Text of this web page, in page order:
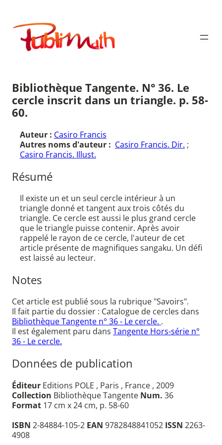
contenu
Publimath
Bibliothèque Tangente. N° 36. Le
cercle inscrit dans un triangle. p. 58-
60.
Auteur : Casiro Francis
Autres noms d'auteur : Casiro Francis. Dir. ;
Casiro Francis. Illust.
Résumé
Il existe un et un seul cercle intérieur à un
triangle donné et tangent aux trois côtés du
triangle. Ce cercle est aussi le plus grand cercle
que le triangle puisse contenir. Après avoir
rappelé le rayon de ce cercle, l'auteur de cet
article présente de magnifiques sangaku. Un défi
est laissé au lecteur.
Notes
Cet article est publié sous la rubrique "Savoirs".
Il fait partie du dossier : Catalogue de cercles dans
Bibliothèque Tangente n° 36 - Le cercle. .
Il est également paru dans Tangente Hors-série n°
36 - Le cercle.
Données de publication
Éditeur Editions POLE , Paris , France , 2009
Collection Bibliothèque Tangente Num. 36
Format 17 cm x 24 cm, p. 58-60
ISBN 2-84884-105-2 EAN 9782848841052 ISSN 2263-
4908